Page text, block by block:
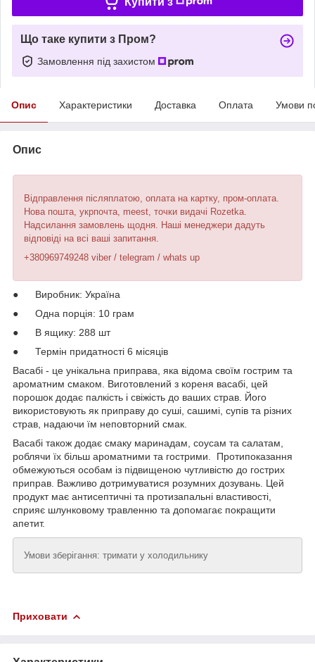
Що таке купити з Пром?
Замовлення під захистом
Опис Характеристики Доставка Оплата Умови
Опис
Відправлення післяплатою, оплата на картку, пром-оплата.
Нова пошта, укрпочта, meest, точки видачі Rozetka.
Надсилання замовлень щодня. Наші менеджери дадуть
відповіді на всі ваші запитання.
+380969749248 viber / telegram / whats up
● Виробник: Україна
● Одна порція: 10 грам
● В ящику: 288 шт
● Термін придатності 6 місяців
Васабі - це унікальна приправа, яка відома своїм гострим та
ароматним смаком. Виготовлений з кореня васабі, цей
порошок додає палкість і свіжість до ваших страв. Його
використовують як приправу до суші, сашимі, супів та різних
страв, надаючи їм неповторний смак.
Васабі також додає смаку маринадам, соусам та салатам,
роблячи їх більш ароматними та гострими. Протипоказання
обмежуються особам із підвищеною чутливістю до гострих
приправ. Важливо дотримуватися розумних дозувань. Цей
продукт має антисептичні та протизапальні властивості,
сприяє шлунковому травленню та допомагає покращити
апетит.
Умови зберігання: тримати у холодильнику
Приховати